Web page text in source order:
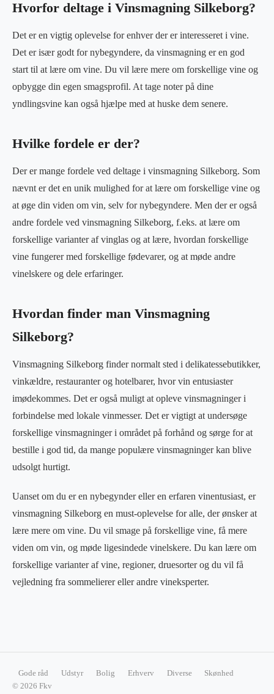
Hvorfor deltage i Vinsmagning Silkeborg?
Det er en vigtig oplevelse for enhver der er interesseret i vine.
Det er især godt for nybegyndere, da vinsmagning er en god
start til at lære om vine. Du vil lære mere om forskellige vine og
opbygge din egen smagsprofil. At tage noter på dine
yndlingsvine kan også hjælpe med at huske dem senere.
Hvilke fordele er der?
Der er mange fordele ved deltage i vinsmagning Silkeborg. Som
nævnt er det en unik mulighed for at lære om forskellige vine og
at øge din viden om vin, selv for nybegyndere. Men der er også
andre fordele ved vinsmagning Silkeborg, f.eks. at lære om
forskellige varianter af vinglas og at lære, hvordan forskellige
vine fungerer med forskellige fødevarer, og at møde andre
vinelskere og dele erfaringer.
Hvordan finder man Vinsmagning
Silkeborg?
Vinsmagning Silkeborg finder normalt sted i delikatessebutikker,
vinkældre, restauranter og hotelbarer, hvor vin entusiaster
imødekommes. Det er også muligt at opleve vinsmagninger i
forbindelse med lokale vinmesser. Det er vigtigt at undersøge
forskellige vinsmagninger i området på forhånd og sørge for at
bestille i god tid, da mange populære vinsmagninger kan blive
udsolgt hurtigt.
Uanset om du er en nybegynder eller en erfaren vinentusiast, er
vinsmagning Silkeborg en must-oplevelse for alle, der ønsker at
lære mere om vine. Du vil smage på forskellige vine, få mere
viden om vin, og møde ligesindede vinelskere. Du kan lære om
forskellige varianter af vine, regioner, druesorter og du vil få
vejledning fra sommelierer eller andre vineksperter.
Gode råd Udstyr Bolig Erhverv Diverse
Skønhed
© 2026 Fkv